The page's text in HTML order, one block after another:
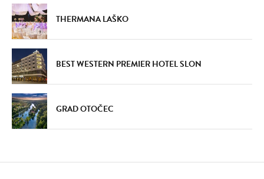
THERMANA LAŠKO
BEST WESTERN PREMIER HOTEL SLON
GRAD OTOČEC